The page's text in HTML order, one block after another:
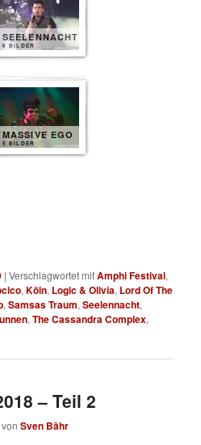
SEELENNACHT
6 BILDER
MASSIVE EGO
5 BILDER
|Verschlagwortet mitAmphi Festival,
,Köln, Logic & Olivia, Lord Of The
,Samsas Traum,Seelennacht,
,The Cassandra Complex,
– Teil 2
vonSven Bähr